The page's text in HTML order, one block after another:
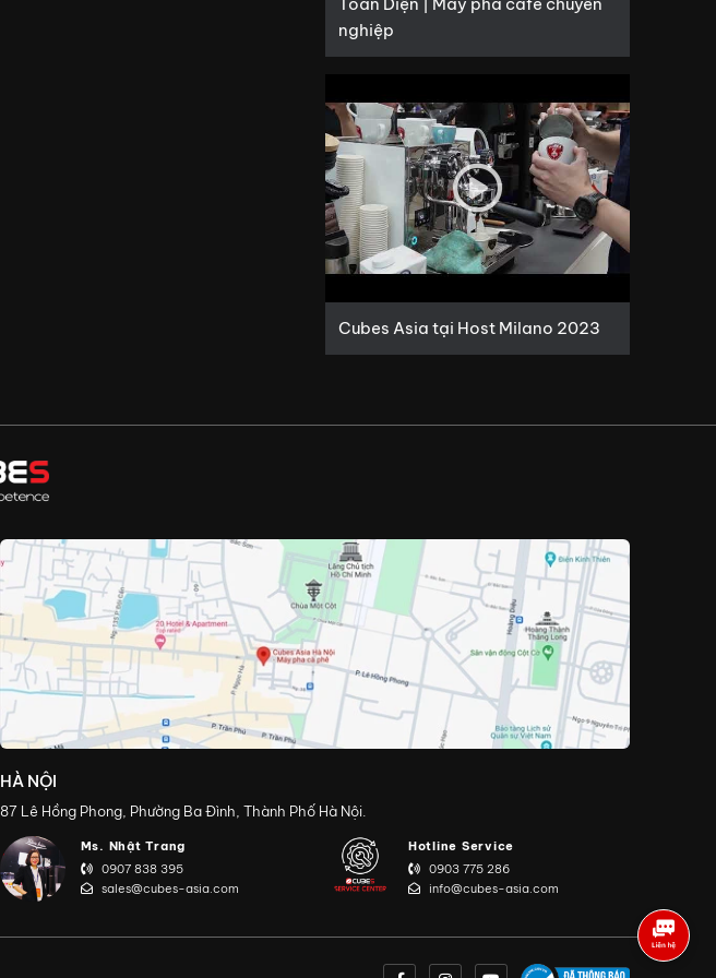
nghiệp
Cubes Asia tại Host Milano 2023
HÀ NỘI
87 Lê Hồng Phong, Phường Ba Đình, Thành Phố Hà Nội.
Ms. Nhật Trang
0907 838 395
sales@cubes-asia.com
Hotline Service
0903 775 286
info@cubes-asia.com